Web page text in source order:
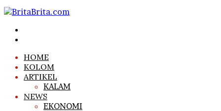
HOME
KOLOM
ARTIKEL
KALAM
NEWS
EKONOMI